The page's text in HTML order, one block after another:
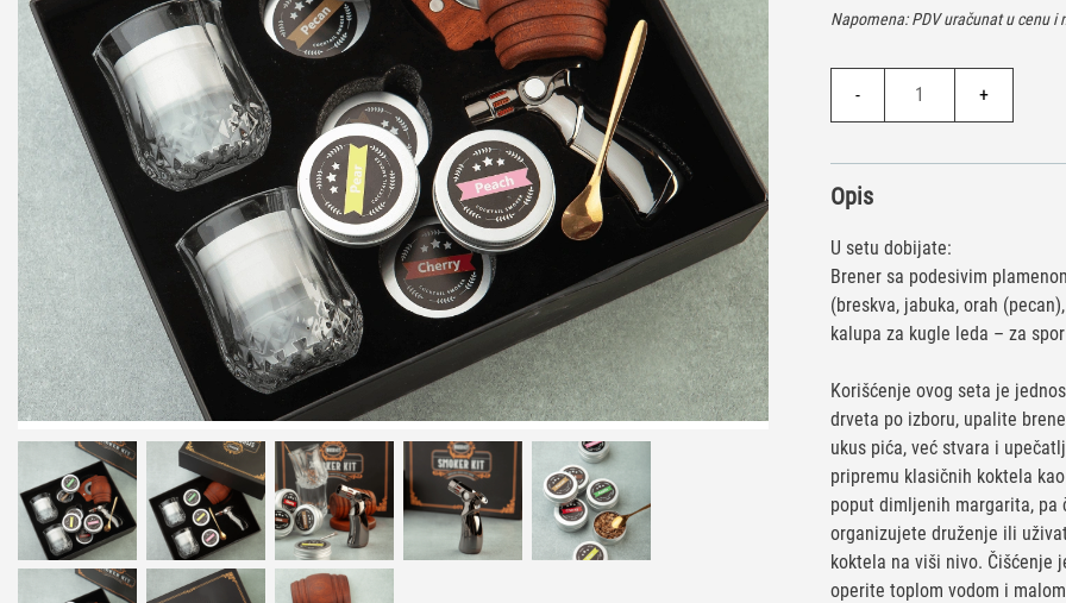
Napomena: PDV uračunat u cenu i
-
količina
+
Opis
U setu dobijate:
Brener sa podesivim
(breskva, jabuka, orah
kalupa za kugle leda – za
Korišćenje ovog seta je
drveta po izboru, upalite
ukus pića, već stvara i
pripremu klasičnih koktela
poput dimljenih margarita, pa
organizujete druženje ili
koktela na viši nivo. Čišćenje
operite toplom vodom i